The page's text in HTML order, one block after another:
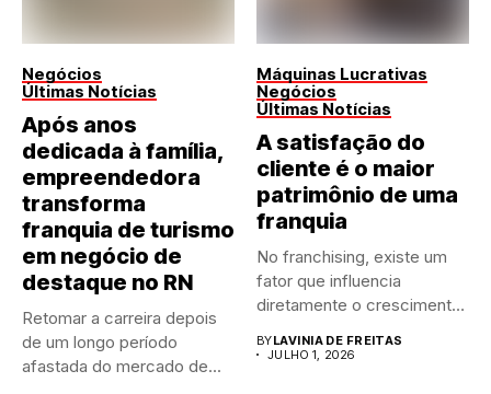
Negócios
Últimas Notícias
Após anos
dedicada à família,
empreendedora
transforma
franquia de turismo
em negócio de
destaque no RN
Retomar a carreira depois
de um longo período
afastada do mercado de...
Máquinas Lucrativas
Negócios
Últimas Notícias
A satisfação do
cliente é o maior
patrimônio de uma
franquia
No franchising, existe um
fator que influencia
diretamente o crescimento
BYLAVINIA DE FREITAS
JULHO 1, 2026